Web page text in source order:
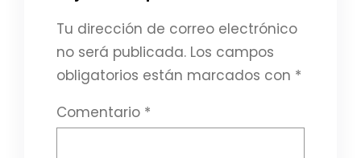
Tu dirección de correo electrónico
no será publicada. Los campos
obligatorios están marcados con *
Comentario *